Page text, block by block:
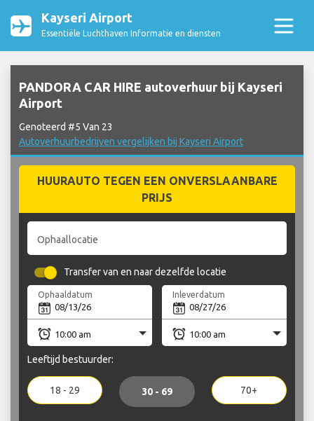
Kayseri Airport
Essentiële Luchthaven Informatie en diensten
PANDORA CAR HIRE autoverhuur bij Kayseri
Airport
Genoteerd #5 Van 23
Autoverhuurbedrijven vergelijken bij Kayseri Airport
HUURAUTO TEGEN EEN ONVERSLAANBARE
PRIJS
Ophaallocatie
Transfer van en naar dezelfde locatie
Ophaaldatum Inleverdatum
Leeftijd bestuurder:
18 - 29 30 - 69 70+